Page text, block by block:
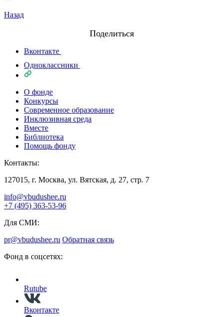
Назад
Поделиться
Вконтакте
Одноклассники
О фонде
Конкурсы
Современное образование
Инклюзивная среда
Вместе
Библиотека
Помощь фонду
Контакты:
127015, г. Москва, ул. Вятская, д. 27, стр. 7
info@vbudushee.ru
+7 (495) 363-53-96
Для СМИ:
pr@vbudushee.ru Обратная связь
Фонд в соцсетях:
Rutube
Вконтакте